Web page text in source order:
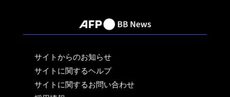
サイトからのお知らせ
サイトに関するヘルプ
サイトに関するお問い合わせ